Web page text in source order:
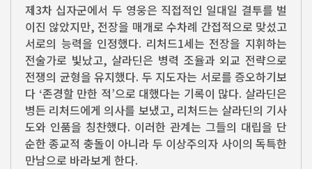
제3차 십자군에서 두 영웅은 직접적인 일대일 결투를 벌
이진 않았지만, 전장을 매개로 수차례 간접적으로 맞섰고
서로의 능력을 인정했다. 리처드1세는 전장을 지휘하는
전술가로 빛났고, 살라딘은 병력 조율과 외교 전략으로
전쟁의 균형을 유지했다. 두 지도자는 서로를 증오하기보
다 ‘존경할 만한 적’으로 대했다는 기록이 많다. 살라딘은
병든 리처드에게 의사를 보냈고, 리처드는 살라딘의 기사
도와 인품을 칭찬했다. 이러한 관계는 그들의 대립을 단
순한 종교적 충돌이 아니라 두 이상주의자 사이의 독특한
만남으로 바라보게 한다.